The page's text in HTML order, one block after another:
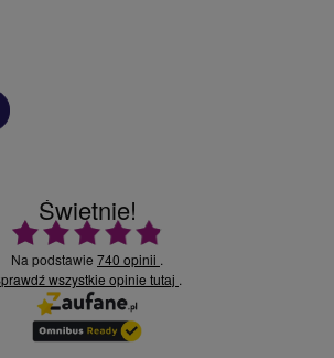
Świetnie!
Ocena średnia 4.9 na 5
Na podstawie 740 opinii .
Sprawdź wszystkie opinie tutaj .